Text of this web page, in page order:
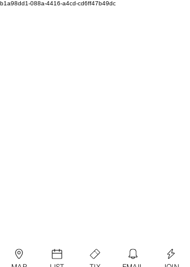
b1a98dd1-088a-4416-a4cd-cd6ff47b49dc